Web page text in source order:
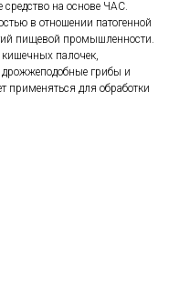
на основе ЧАС.
в отношении патогенной
пищевой промышленности.
палочек,
дрожжеподобные грибы и
применяться для обработки